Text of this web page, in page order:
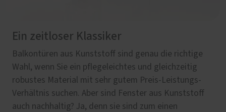
Ein zeitloser Klassiker
Balkontüren aus Kunststoff sind genau die richtige
Wahl, wenn Sie ein pflegeleichtes und gleichzeitig
robustes Material mit sehr gutem Preis-Leistungs-
Verhältnis suchen. Aber sind Fenster aus Kunststoff
auch nachhaltig? Ja, denn sie sind zum einen
Elegant und langlebig
Wenn Sie die lange Lebenszeit Ihrer Kunststoff-
Fenster noch weiter verlängern wollen, sollten Sie
sich für Fenster aus Kunststoff und Aluminium
entscheiden. Die außenliegende Aluminiumschale ist
nicht nur ein sehr guter Schutzschild gegen jegliche
Natürlich, nachwachsend, nachhaltig
Eine Balkontür aus Holz geht immer, egal ob mit
Sprossen im denkmalgeschützten Altbau oder im
energieeffizienten Neubau. Holz sorgt zudem für
Wärme und Gemütlichkeit in Ihren vier Wänden und ist
als nachwachsender Rohstoff ein optimaler CO₂-
Mehr geht nicht
Holz und Aluminium als Fenstermaterial, das ist Natur
und Technik vereint auf höchstem Niveau. Während
raumseitig die einzigartige Holzoberfläche für Wärme
und Gemütlichkeit sorgt, ist die Balkontür von außen
bestens durch die Aluminium-Deckschale vor